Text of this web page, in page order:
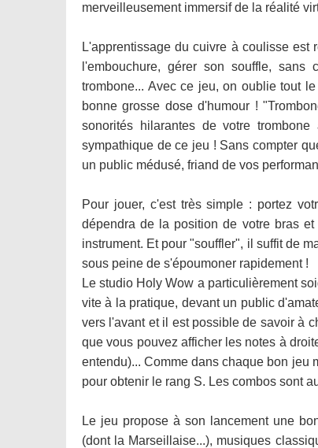
merveilleusement immersif de la réalité
L'apprentissage du cuivre à coulisse est
l'embouchure, gérer son souffle,
trombone... Avec ce jeu, on oublie tout
bonne grosse dose d'humour !
sonorités hilarantes de votre
sympathique de ce jeu ! Sans compter
un public médusé, friand de vos
Pour jouer, c'est très simple : portez
dépendra de la position de votre bras
instrument. Et pour "souffler", il suffit de
sous peine de s'époumoner rapidement !
Le studio Holy Wow a particulièrement
vite à la pratique, devant un public
vers l'avant et il est possible de savoir à
que vous pouvez afficher les notes à
entendu)... Comme dans chaque bon jeu
pour obtenir le rang S. Les combos sont
Le jeu propose à son lancement une
(dont la Marseillaise...), musiques